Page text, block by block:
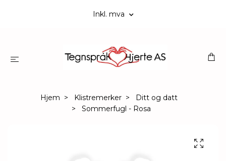
Inkl. mva
Hjem Klistremerker
Ditt og datt
Sommerfugl - Rosa